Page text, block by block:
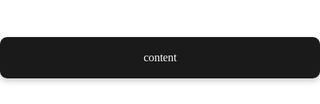
content